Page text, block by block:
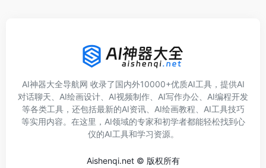
AI神器大全导航网 收录了国内外10000+优质AI工具，提供AI
对话聊天、AI绘画设计、AI视频制作、AI写作办公、AI编程开发
等各类工具，还包括最新的AI资讯、AI绘画教程、AI工具技巧
等实用内容。在这里，AI领域的专家和初学者都能轻松找到心
仪的AI工具和学习资源。
Aishenqi.net © 版权所有